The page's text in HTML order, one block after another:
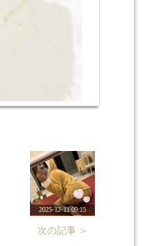
2025-12-11 09:15
次の記事 ＞